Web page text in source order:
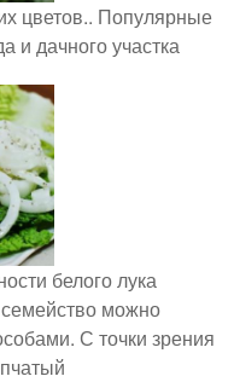
цветов.. Популярные
и дачного участка
белого лука
можно
С точки зрения